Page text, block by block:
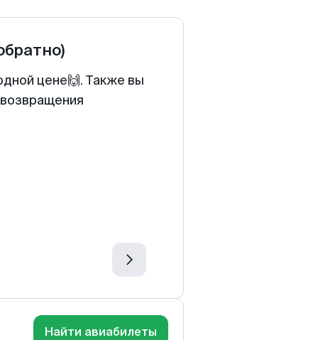
цене🙌. Также вы
Найти авиабилеты